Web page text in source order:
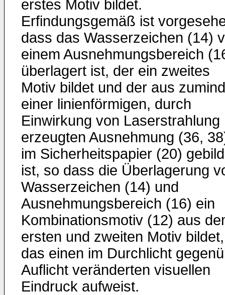
erstes Motiv bildet.
Erfindungsgemäß ist
dass das Wasserzeichen (14)
einem Ausnehmungsbereich
überlagert ist, der ein zweites
Motiv bildet und der aus
einer linienförmigen, durch
Einwirkung von Laserstrahlung
erzeugten Ausnehmung (36,
im Sicherheitspapier (20)
ist, so dass die Überlagerung
Wasserzeichen (14) und
Ausnehmungsbereich (16) ein
Kombinationsmotiv (12) aus
ersten und zweiten Motiv bildet,
das einen im Durchlicht
Auflicht veränderten visuellen
Eindruck aufweist.